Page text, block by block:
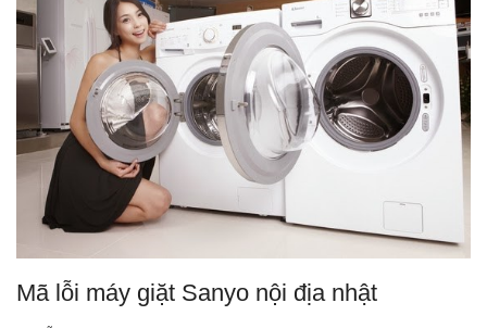
Mã lỗi máy giặt Sanyo nội địa nhật